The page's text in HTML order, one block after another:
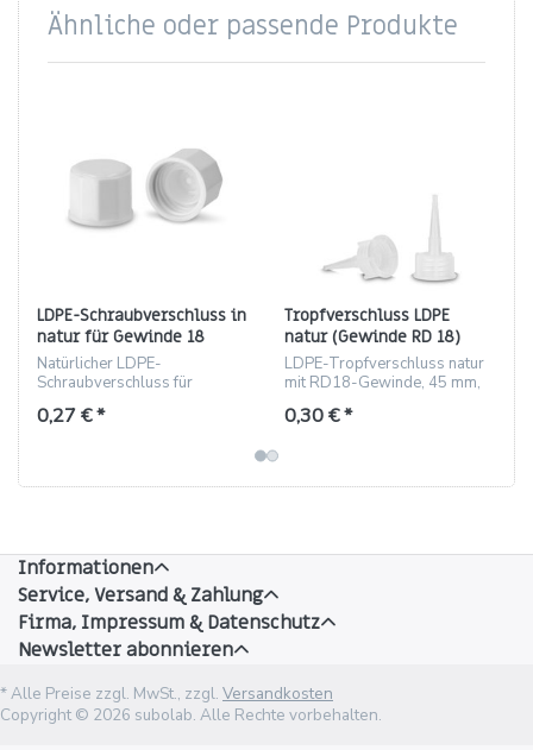
Ähnliche oder passende Produkte
LDPE-Schraubverschluss in
natur für Gewinde 18
(801/18)
Natürlicher LDPE-
Schraubverschluss für
2 g
0,27 € *
Tropfverschluss LDPE
natur (Gewinde RD 18)
LDPE-Tropfverschluss natur
mit RD18-Gewinde, 45 mm,
Dosieren, 2 g
0,30 € *
Informationen
Service, Versand & Zahlung
Firma, Impressum & Datenschutz
Newsletter abonnieren
* Alle Preise zzgl. MwSt., zzgl. Versandkosten
Copyright © 2026 subolab. Alle Rechte vorbehalten.